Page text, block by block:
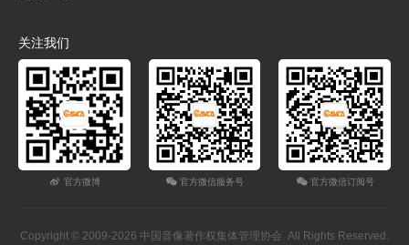
关注我们
官方微博 官方微信服务号 官方微信订阅号
Copyright © 2009-2026 中国音像著作权集体管理协会. All Rights Reserved.